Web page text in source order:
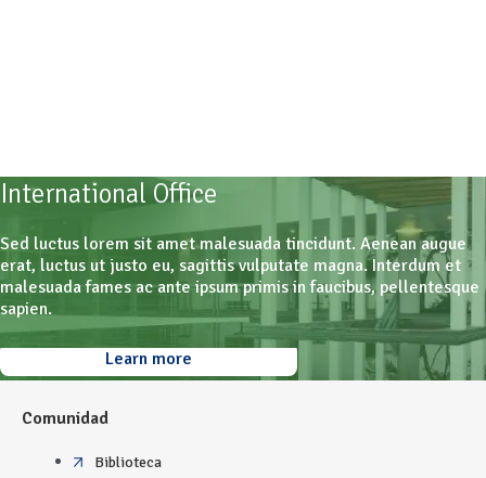
International Office
Sed luctus lorem sit amet malesuada tincidunt. Aenean augue
erat, luctus ut justo eu, sagittis vulputate magna. Interdum et
malesuada fames ac ante ipsum primis in faucibus, pellentesque
sapien.
Learn more
Comunidad
Biblioteca